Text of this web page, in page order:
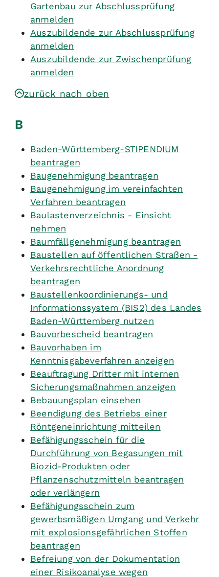
Gartenbau zur Abschlussprüfung
anmelden
Auszubildende zur Abschlussprüfung
anmelden
Auszubildende zur Zwischenprüfung
anmelden
zurück nach oben
B
Baden-Württemberg-STIPENDIUM
beantragen
Baugenehmigung beantragen
Baugenehmigung im vereinfachten
Verfahren beantragen
Baulastenverzeichnis - Einsicht
nehmen
Baumfällgenehmigung beantragen
Baustellen auf öffentlichen Straßen -
Verkehrsrechtliche Anordnung
beantragen
Baustellenkoordinierungs- und
Informationssystem (BIS2) des Landes
Baden-Württemberg nutzen
Bauvorbescheid beantragen
Bauvorhaben im
Kenntnisgabeverfahren anzeigen
Beauftragung Dritter mit internen
Sicherungsmaßnahmen anzeigen
Bebauungsplan einsehen
Beendigung des Betriebs einer
Röntgeneinrichtung mitteilen
Befähigungsschein für die
Durchführung von Begasungen mit
Biozid-Produkten oder
Pflanzenschutzmitteln beantragen
oder verlängern
Befähigungsschein zum
gewerbsmäßigen Umgang und Verkehr
mit explosionsgefährlichen Stoffen
beantragen
Befreiung von der Dokumentation
einer Risikoanalyse wegen